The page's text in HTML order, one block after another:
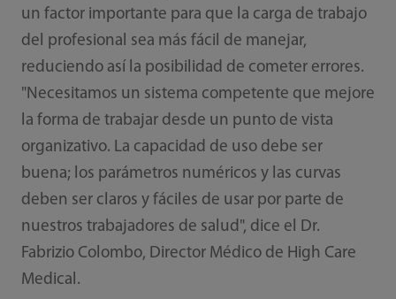
un factor importante para que la carga de trabajo
del profesional sea más fácil de manejar,
reduciendo así la posibilidad de cometer errores.
"Necesitamos un sistema competente que mejore
la forma de trabajar desde un punto de vista
organizativo. La capacidad de uso debe ser
buena; los parámetros numéricos y las curvas
deben ser claros y fáciles de usar por parte de
nuestros trabajadores de salud", dice el Dr.
Fabrizio Colombo, Director Médico de High Care
Medical.